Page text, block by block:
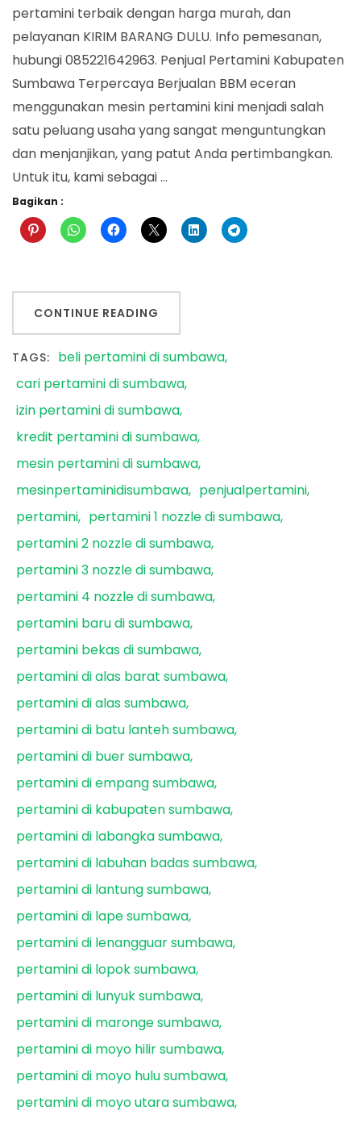
pertamini terbaik dengan harga murah, dan
pelayanan KIRIM BARANG DULU. Info pemesanan,
hubungi 085221642963. Penjual Pertamini Kabupaten
Sumbawa Terpercaya Berjualan BBM eceran
menggunakan mesin pertamini kini menjadi salah
satu peluang usaha yang sangat menguntungkan
dan menjanjikan, yang patut Anda pertimbangkan.
Untuk itu, kami sebagai …
Bagikan :
CONTINUE READING
TAGS: beli pertamini di sumbawa
cari pertamini di sumbawa
izin pertamini di sumbawa
kredit pertamini di sumbawa
mesin pertamini di sumbawa
mesinpertaminidisumbawa
penjualpertamini
pertamini
pertamini 1 nozzle di sumbawa
pertamini 2 nozzle di sumbawa
pertamini 3 nozzle di sumbawa
pertamini 4 nozzle di sumbawa
pertamini baru di sumbawa
pertamini bekas di sumbawa
pertamini di alas barat sumbawa
pertamini di alas sumbawa
pertamini di batu lanteh sumbawa
pertamini di buer sumbawa
pertamini di empang sumbawa
pertamini di kabupaten sumbawa
pertamini di labangka sumbawa
pertamini di labuhan badas sumbawa
pertamini di lantung sumbawa
pertamini di lape sumbawa
pertamini di lenangguar sumbawa
pertamini di lopok sumbawa
pertamini di lunyuk sumbawa
pertamini di maronge sumbawa
pertamini di moyo hilir sumbawa
pertamini di moyo hulu sumbawa
pertamini di moyo utara sumbawa